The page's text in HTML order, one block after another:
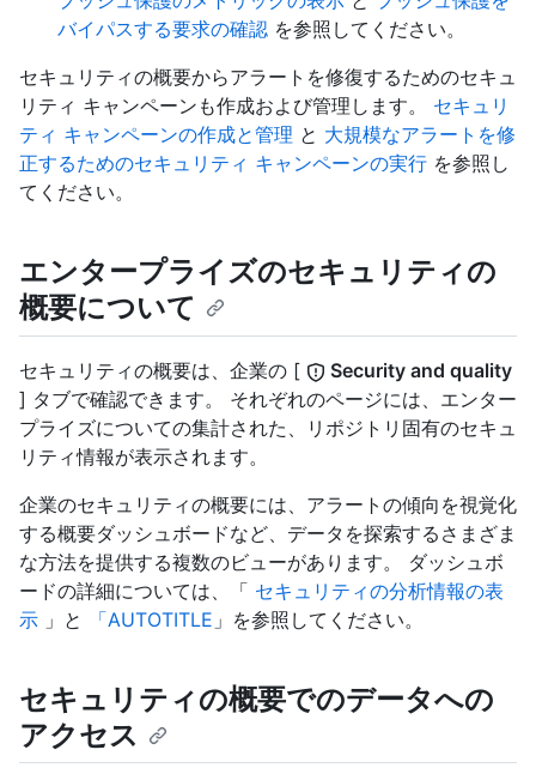
バイパスする要求の確認 を参照してください。
セキュリティの概要からアラートを修復するためのセキュ
リティ キャンペーンも作成および管理します。 セキュリ
ティ キャンペーンの作成と管理 と 大規模なアラートを修
正するためのセキュリティ キャンペーンの実行 を参照し
てください。
エンタープライズのセキュリティの
概要について
セキュリティの概要は、企業の [
Security and quality
] タブで確認できます。 それぞれのページには、エンター
プライズについての集計された、リポジトリ固有のセキュ
リティ情報が表示されます。
企業のセキュリティの概要には、アラートの傾向を視覚化
する概要ダッシュボードなど、データを探索するさまざま
な方法を提供する複数のビューがあります。 ダッシュボ
ードの詳細については、「 セキュリティの分析情報の表
示 」と 「AUTOTITLE 」を参照してください。
セキュリティの概要でのデータへの
アクセス